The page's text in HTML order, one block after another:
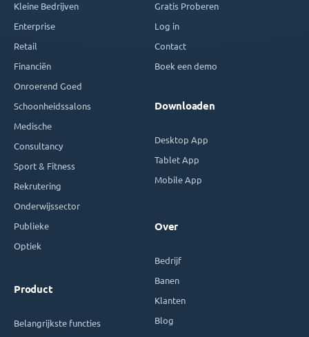
Kleine Bedrijven
Enterprise
Retail
Financiën
Onroerend Goed
Schoonheidssalons
Medische
Consultancy
Sport & Fitness
Rekrutering
Onderwijssector
Publieke
Optiek
Product
Belangrijkste functies
Gratis Proberen
Log in
Contact
Boek een demo
Downloaden
Desktop App
Tablet App
Mobile App
Over
Bedrijf
Banen
Klanten
Blog